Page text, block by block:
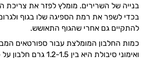
בנייה של השרירים. מומלץ לפזר את צריכת
בכדי לשפר את רמת הספיגה שלו בגוף
להתקיים גם אחרי שהגוף התאושש.
כמות החלבון המומלצת עבור ספורטאים
ואימוני סיבולת היא בין